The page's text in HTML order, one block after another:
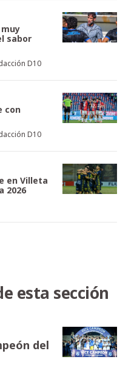
sabor
D10
con
D10
en Villeta
2026
esta sección
del